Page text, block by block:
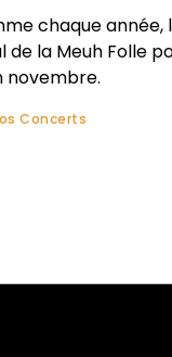
chaque année,
la Meuh Folle
novembre.
Concerts